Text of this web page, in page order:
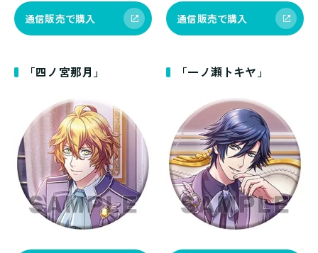
通信販売で購入 通信販売で購入
「四ノ宮那月」 「一ノ瀬トキヤ」